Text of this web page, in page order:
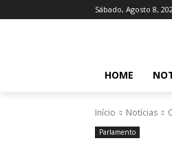
Sábado, Agosto 8,
HOME
Início Notícias
Parlamento